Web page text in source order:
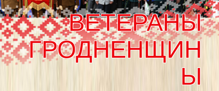
ВЕТЕРАНЫ
ГРОДНЕНЩИН
Ы